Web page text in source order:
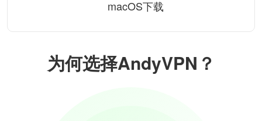
为何选择AndyVPN？
macOS下载